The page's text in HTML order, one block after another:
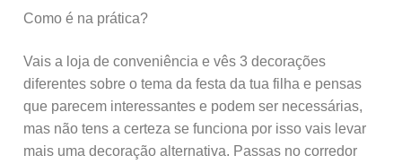
Como é na prática?
Vais a loja de conveniência e vês 3 decorações
diferentes sobre o tema da festa da tua filha e pensas
que parecem interessantes e podem ser necessárias,
mas não tens a certeza se funciona por isso vais levar
mais uma decoração alternativa. Passas no corredor